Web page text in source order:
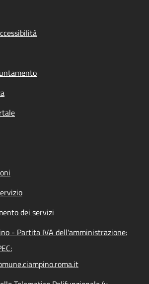
dei servizi
- Partita IVA dell'amministrazione: